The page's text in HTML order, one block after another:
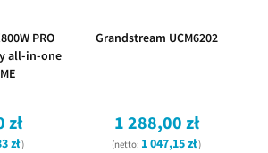
PRO
all-in-one
zł
zł)
Grandstream UCM6202
1 288,00 zł
(netto: 1 047,15 zł)